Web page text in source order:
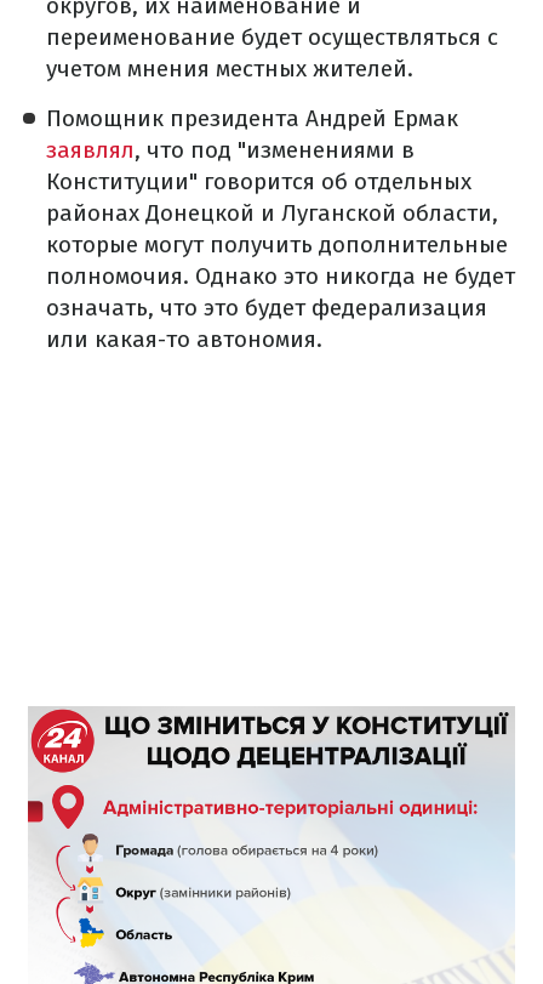
округов, их наименование и
переименование будет осуществляться с
учетом мнения местных жителей.
Помощник президента Андрей Ермак
заявлял, что под "изменениями в
Конституции" говорится об отдельных
районах Донецкой и Луганской области,
которые могут получить дополнительные
полномочия. Однако это никогда не будет
означать, что это будет федерализация
или какая-то автономия.